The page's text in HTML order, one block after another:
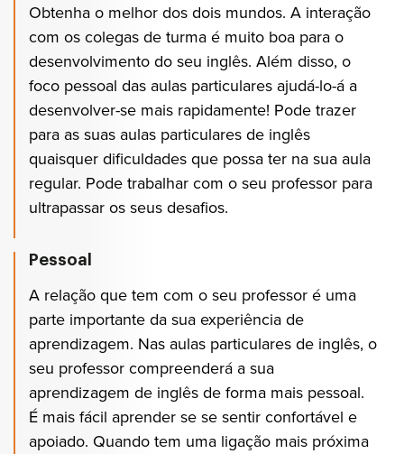
Obtenha o melhor dos dois mundos. A interação
com os colegas de turma é muito boa para o
desenvolvimento do seu inglês. Além disso, o
foco pessoal das aulas particulares ajudá-lo-á a
desenvolver-se mais rapidamente! Pode trazer
para as suas aulas particulares de inglês
quaisquer dificuldades que possa ter na sua aula
regular. Pode trabalhar com o seu professor para
ultrapassar os seus desafios.
Pessoal
A relação que tem com o seu professor é uma
parte importante da sua experiência de
aprendizagem. Nas aulas particulares de inglês, o
seu professor compreenderá a sua
aprendizagem de inglês de forma mais pessoal.
É mais fácil aprender se se sentir confortável e
apoiado. Quando tem uma ligação mais próxima